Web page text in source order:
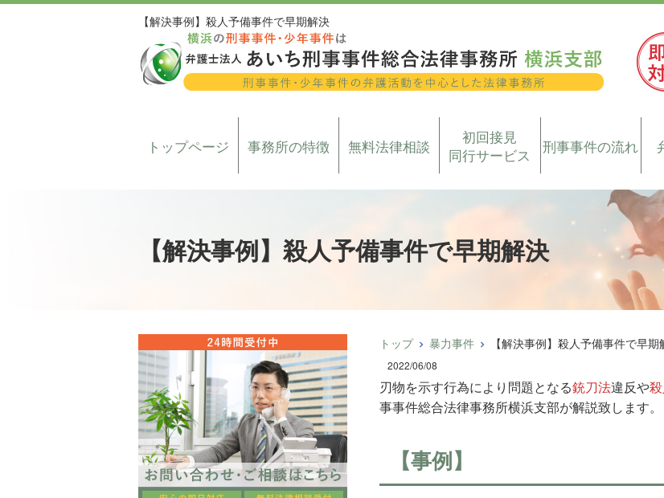
【解決事例】殺人予備事件で早期解決
トップページ 事務所の特徴 無料法律相談
初回接見
同行サービス
刑事事件の流れ
【解決事例】殺人予備事件で早期解決
トップ 暴力事件 【解決事例】殺人予備事件で早期
2022/06/08
刃物を示す行為により問題となる銃刀法違反や
事事件総合法律事務所横浜支部が解説致します。
【事例】